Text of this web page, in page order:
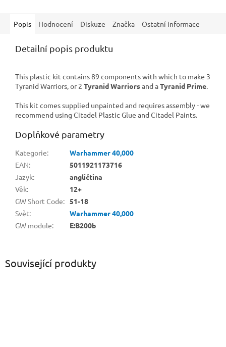
Související produkty
Popis Hodnocení Diskuze Značka Ostatní informace
Detailní popis produktu
This plastic kit contains 89 components with which to make 3
Tyranid Warriors, or 2 Tyranid Warriorsand aTyranid Prime.
This kit comes supplied unpainted and requires assembly - we
recommend using Citadel Plastic Glue and Citadel Paints.
Doplňkové parametry
Kategorie:
Warhammer 40,000
EAN:
5011921173716
Jazyk:
angličtina
Věk:
12+
GW Short Code: 51-18
Svět:
Warhammer 40,000
GW module: E:B200b